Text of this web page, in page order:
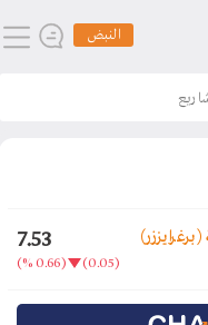
النبض
(برغرايززر) 7.53
(0.05)
(0.66 %)